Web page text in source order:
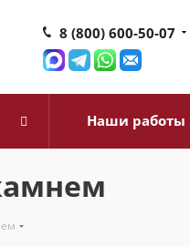
8 (800) 600-50-07
Наши работы